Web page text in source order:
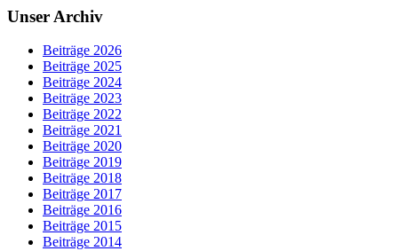
Unser Archiv
Beiträge 2026
Beiträge 2025
Beiträge 2024
Beiträge 2023
Beiträge 2022
Beiträge 2021
Beiträge 2020
Beiträge 2019
Beiträge 2018
Beiträge 2017
Beiträge 2016
Beiträge 2015
Beiträge 2014